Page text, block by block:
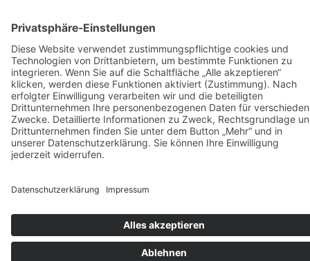
KARRIERE
KONTAKT & ANFAHRT
COOKIE-EINSTELLUNGEN